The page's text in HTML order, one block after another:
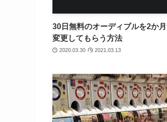
30日無料のオーディブルを2か
変更してもらう方法
2020.03.30 2021.03.13